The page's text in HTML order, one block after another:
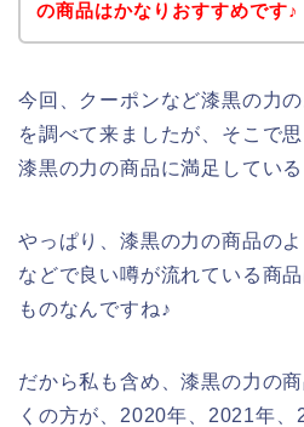
の商品はかなりおすすめです♪
今回、クーポンなど漆黒の力
を調べて来ましたが、そこで
漆黒の力の商品に満足してい
やっぱり、漆黒の力の商品の
などで良い噂が流れている商
ものなんですね♪
だから私も含め、漆黒の力の
くの方が、2020年、2021年